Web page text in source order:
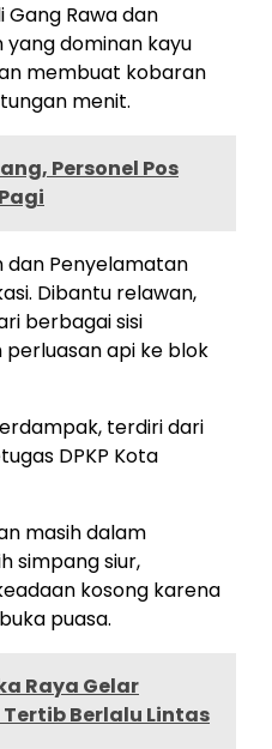
Rawa dan
dominan kayu
membuat kobaran
menit.
Personel Pos
dan Penyelamatan
Dibantu relawan,
berbagai sisi
api ke blok
terdiri dari
DPKP Kota
masih dalam
simpang siur,
kosong karena
puasa.
Raya Gelar
Berlalu Lintas